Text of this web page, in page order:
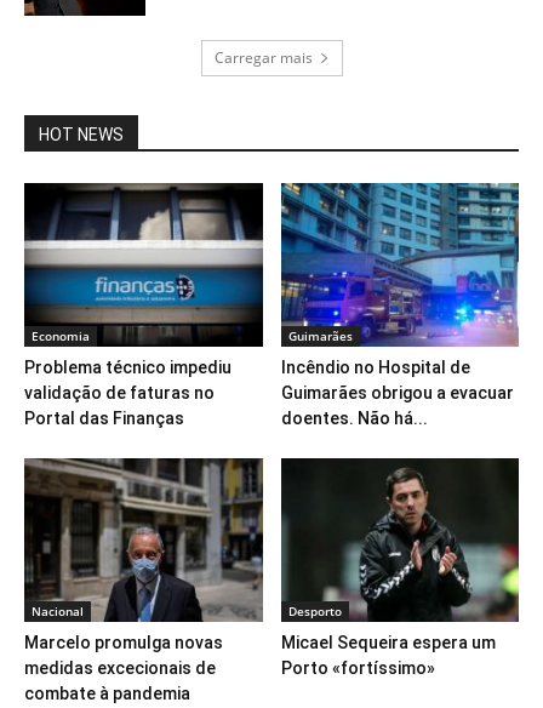
Carregar mais
HOT NEWS
Economia
Problema técnico impediu
validação de faturas no
Portal das Finanças
Guimarães
Incêndio no Hospital de
Guimarães obrigou a evacuar
doentes. Não há...
Nacional
Marcelo promulga novas
medidas excecionais de
combate à pandemia
Desporto
Micael Sequeira espera um
Porto «fortíssimo»